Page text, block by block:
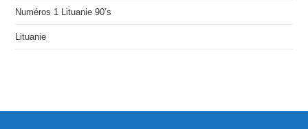
Numéros 1 Lituanie 90’s
Lituanie